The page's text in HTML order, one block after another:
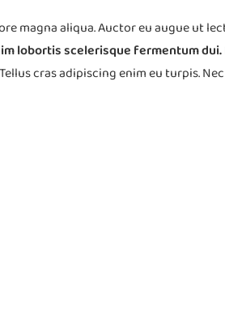
magna aliqua. Auctor eu augue ut
lobortis scelerisque fermentum dui.
cras adipiscing enim eu turpis.